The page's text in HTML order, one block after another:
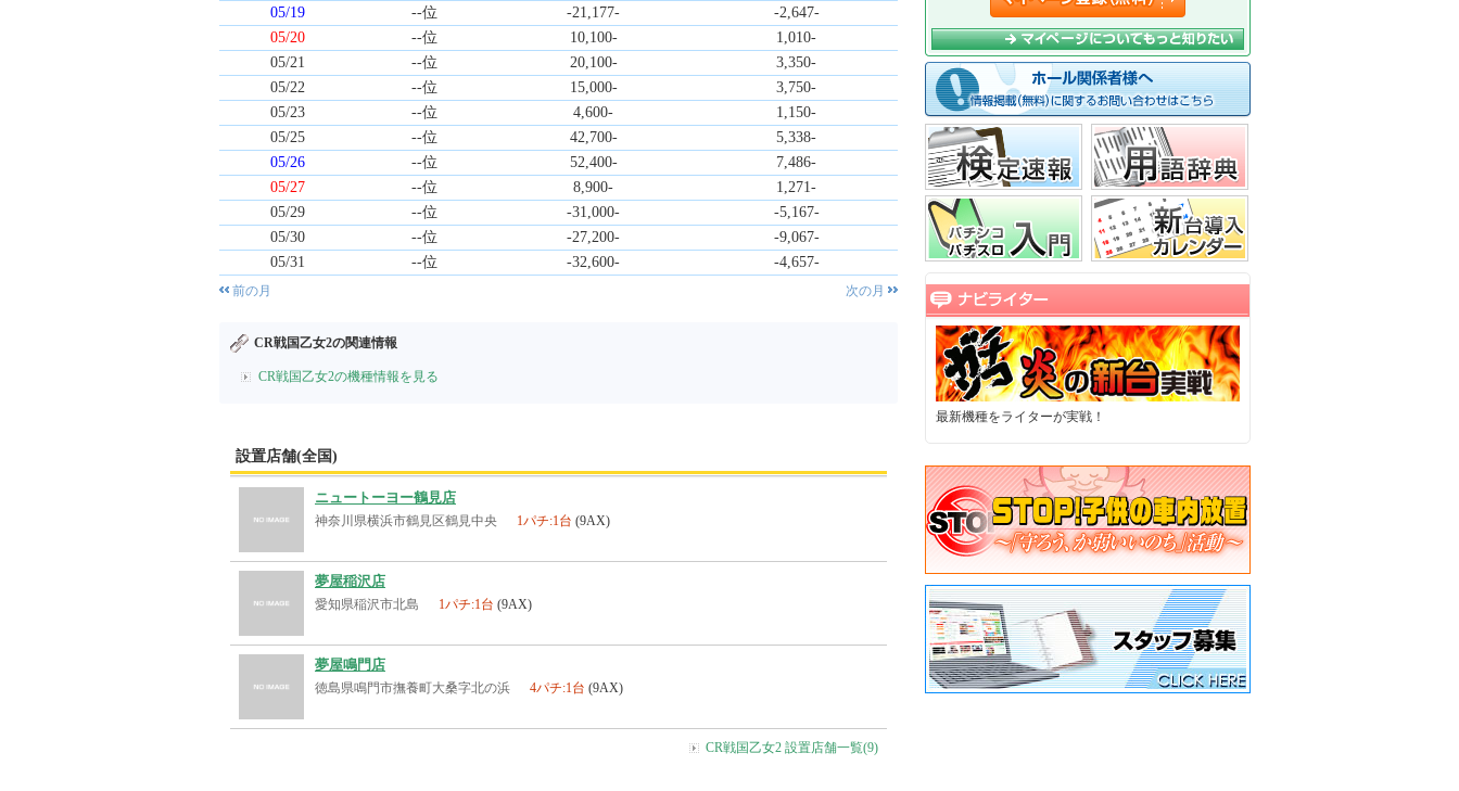
05/19
--位 -21,177-
-2,647-
05/20
--位 10,100-
1,010-
05/21
--位 20,100-
3,350-
05/22
--位 15,000-
3,750-
05/23
--位 4,600-
1,150-
05/25
--位 42,700-
5,338-
05/26
--位 52,400-
7,486-
05/27
--位 8,900-
1,271-
05/29
--位 -31,000-
-5,167-
05/30
--位 -27,200-
-9,067-
05/31
--位 -32,600- -4,657-
前の月 次の月
CR戦国乙女2の関連情報
CR戦国乙女2の機種情報を見る
設置店舗(全国)
ニュートーヨー鶴見店
神奈川県横浜市鶴見区鶴見中央 1パチ:1台 (9AX)
夢屋稲沢店
愛知県稲沢市北島 1パチ:1台 (9AX)
夢屋鳴門店
徳島県鳴門市撫養町大桑字北の浜 4パチ:1台 (9AX)
CR戦国乙女2 設置店舗一覧(9)
最新機種をライターが実戦！